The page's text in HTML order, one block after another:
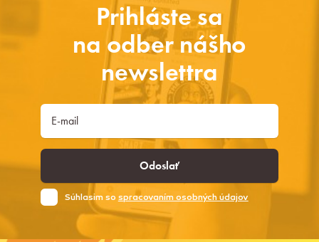
Prihláste sa
na odber nášho
newslettra
Odoslať
Súhlasim so spracovaním osobných údajov